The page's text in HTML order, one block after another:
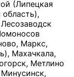
(Липецкая
Маркс,
Махачкала,
Метлино